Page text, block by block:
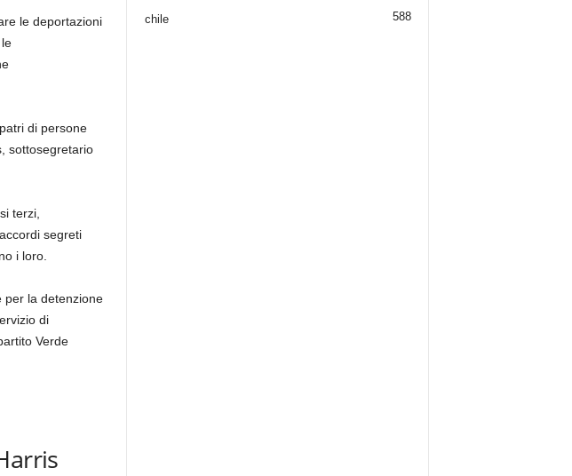
le deportazioni
di persone
sottosegretario
terzi,
segreti
i loro.
per la detenzione
di
Verde
chile 588